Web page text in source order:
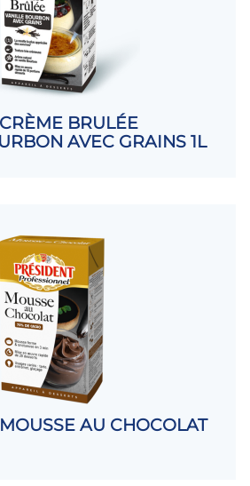
BRULÉE
AVEC GRAINS 1L
AU CHOCOLAT